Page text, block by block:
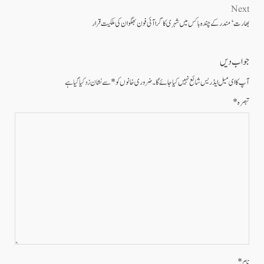
Next
بھارت‘ مندر کے چندہ باکس میں شہری کا گرا آئی فون بھگوان کی ملکیت قرار
جواب دیں
آپ کا ای میل ایڈریس شائع نہیں کیا جائے گا۔ضروری خانوں کو*سے نشان زد کیا گیا ہے
تبصرہ*